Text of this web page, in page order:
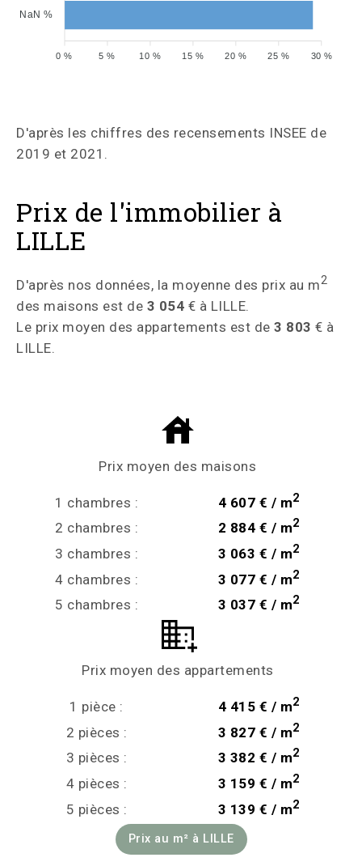
NaN %
30 %
25 %
20 %
15 %
10 %
5 %
0 %
D'après les chiffres des recensements INSEE de
2019 et 2021.
Prix de l'immobilier à
LILLE
D'après nos données, la moyenne des prix au m2
des maisons est de 3 054 € à LILLE.
Le prix moyen des appartements est de 3 803 € à
LILLE.
Prix moyen des maisons
1 chambres : 4 607 € / m2
2 chambres : 2 884 € / m2
3 chambres : 3 063 € / m2
4 chambres : 3 077 € / m2
5 chambres : 3 037 € / m2
Prix moyen des appartements
1 pièce : 4 415 € / m2
2 pièces : 3 827 € / m2
3 pièces : 3 382 € / m2
4 pièces : 3 159 € / m2
5 pièces : 3 139 € / m2
Prix au m² à LILLE